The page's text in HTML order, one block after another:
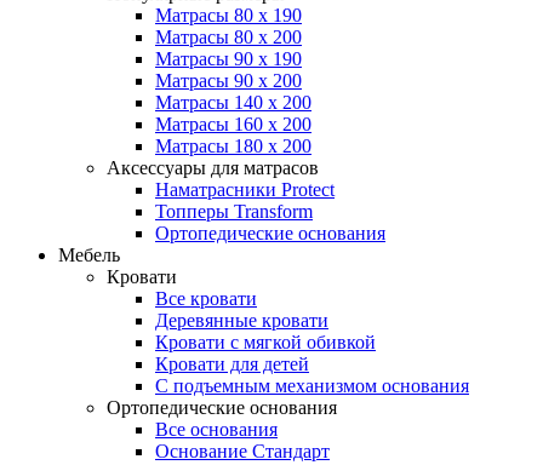
Матрасы 80 x 190
Матрасы 80 x 200
Матрасы 90 x 190
Матрасы 90 x 200
Матрасы 140 x 200
Матрасы 160 x 200
Матрасы 180 x 200
Аксессуары для матрасов
Наматрасники Protect
Топперы Transform
Ортопедические основания
Мебель
Кровати
Все кровати
Деревянные кровати
Кровати с мягкой обивкой
Кровати для детей
С подъемным механизмом основания
Ортопедические основания
Все основания
Основание Стандарт